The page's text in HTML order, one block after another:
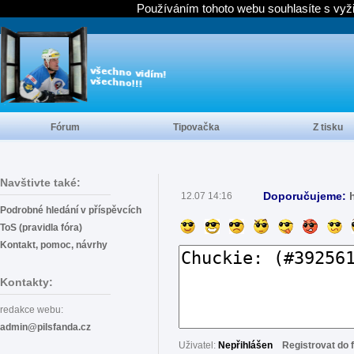
Navštivte také:
Podrobné hledání v příspěvcích
ToS (pravidla fóra)
Kontakt, pomoc, návrhy
Kontakty:
redakce webu:
admin@pilsfanda.cz
12.07 14:16 Doporučujeme:
Uživatel: Nepřihlášen Registrovat do
Fórum Tipovačka Z tisku
Používáním tohoto webu souhlasíte s